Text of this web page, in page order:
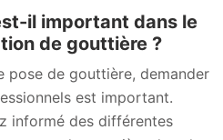
il important dans le
de gouttière ?
pose de gouttière, demander
est important.
informé des différentes